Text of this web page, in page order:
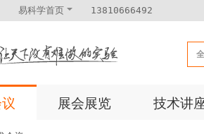
易科学首页 13810666492
展会展览 技术讲